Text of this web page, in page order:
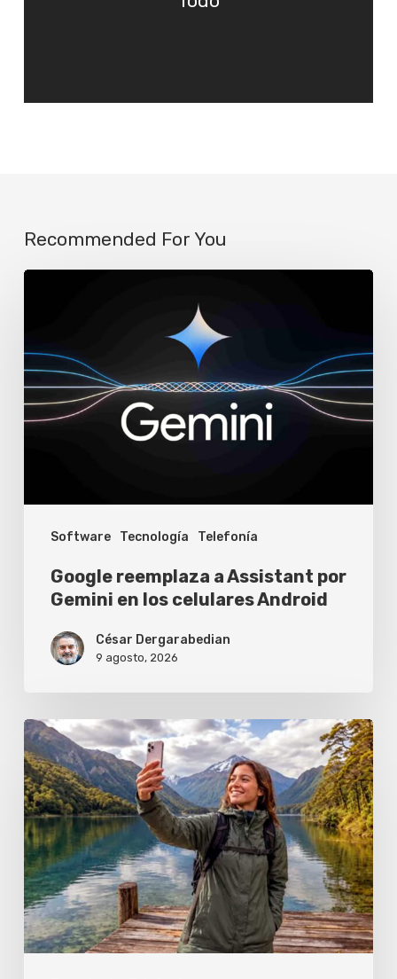
Recommended For You
Software Tecnología Telefonía
Assistant
Gemini
celulares
Android
Google reemplaza a Assistant por
Gemini en los celulares Android
César Dergarabedian
9 agosto, 2026
Los
celulares
que
ya
se
conectan
a
los
satélites